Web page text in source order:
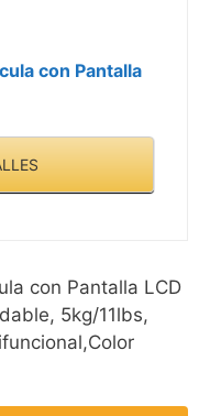
con Pantalla
con Pantalla LCD
5kg/11lbs,